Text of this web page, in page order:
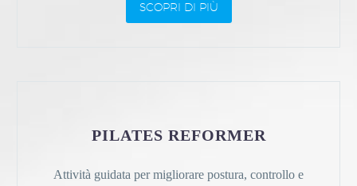
SCOPRI DI PIÙ
PILATES REFORMER
Attività guidata per migliorare postura, controllo e